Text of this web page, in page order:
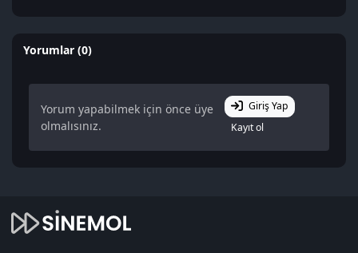
Yorumlar (0)
Yorum yapabilmek için önce üye
olmalısınız.
Giriş Yap
Kayıt ol